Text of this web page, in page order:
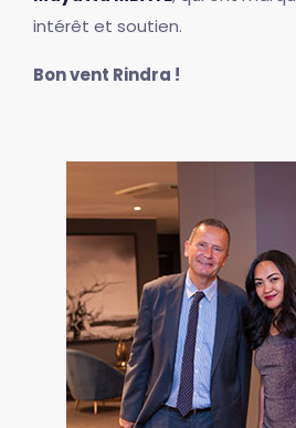
intérêt et soutien.
Bon vent Rindra !